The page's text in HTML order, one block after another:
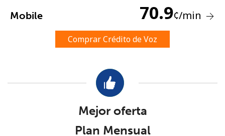
Una letra mayúscula y una minúscula
Un caracter especial
Mantente en contacto para recibir nuestras mejores
Mobile 70.9¢/min
Comprar Crédito de Voz
Mejor oferta
Plan Mensual